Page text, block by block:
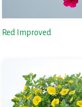
Red Improved